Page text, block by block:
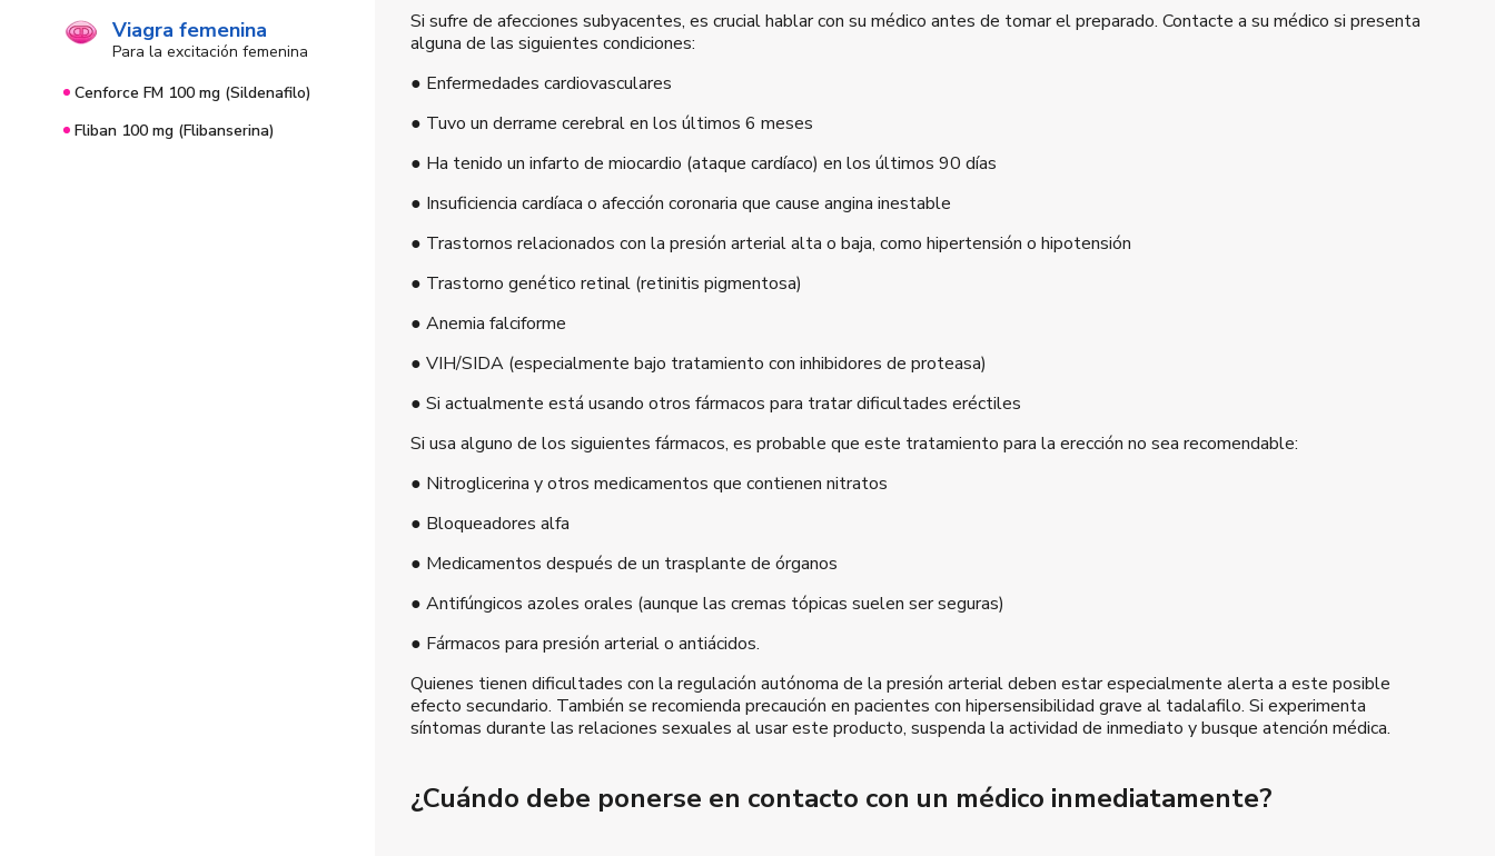
Viagra femenina
Para la excitación femenina
Cenforce FM 100 mg (Sildenafilo)
Fliban 100 mg (Flibanserina)
Si sufre de afecciones subyacentes, es crucial hablar con su médico antes de tomar el preparado. Contacte a su médico si presenta
alguna de las siguientes condiciones:
● Enfermedades cardiovasculares
● Tuvo un derrame cerebral en los últimos 6 meses
● Ha tenido un infarto de miocardio (ataque cardíaco) en los últimos 90 días
● Insuficiencia cardíaca o afección coronaria que cause angina inestable
● Trastornos relacionados con la presión arterial alta o baja, como hipertensión o hipotensión
● Trastorno genético retinal (retinitis pigmentosa)
● Anemia falciforme
● VIH/SIDA (especialmente bajo tratamiento con inhibidores de proteasa)
● Si actualmente está usando otros fármacos para tratar dificultades eréctiles
Si usa alguno de los siguientes fármacos, es probable que este tratamiento para la erección no sea recomendable:
● Nitroglicerina y otros medicamentos que contienen nitratos
● Bloqueadores alfa
● Medicamentos después de un trasplante de órganos
● Antifúngicos azoles orales (aunque las cremas tópicas suelen ser seguras)
● Fármacos para presión arterial o antiácidos.
Quienes tienen dificultades con la regulación autónoma de la presión arterial deben estar especialmente alerta a este posible
efecto secundario. También se recomienda precaución en pacientes con hipersensibilidad grave al tadalafilo. Si experimenta
síntomas durante las relaciones sexuales al usar este producto, suspenda la actividad de inmediato y busque atención médica.
¿Cuándo debe ponerse en contacto con un médico inmediatamente?